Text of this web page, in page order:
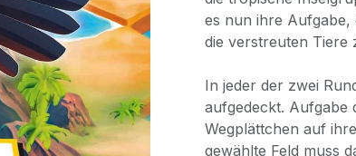
es nun ihre Aufgabe,
die verstreuten
In jeder der zwei
aufgedeckt. Aufgabe
Wegplättchen auf
gewählte Feld muss